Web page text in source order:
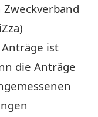
ist
die Anträge